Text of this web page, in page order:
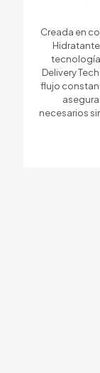
Creada en
tecnología
Delivery
flujo
necesarios